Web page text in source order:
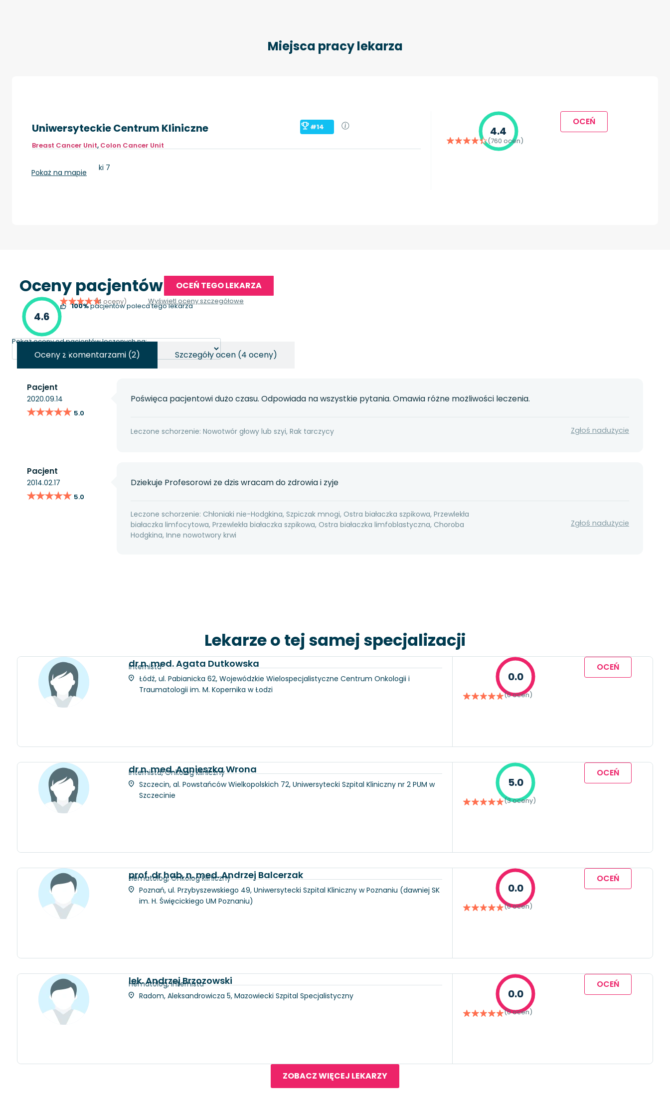
Miejsca pracy lekarza
Uniwersyteckie Centrum Kliniczne
#14
Breast Cancer Unit, Colon Cancer Unit
Gdańsk, ul. Dębinki 7
Pokaż na mapie
4.4
(760 ocen)
OCEŃ
Oceny pacjentów OCEŃ TEGO LEKARZA
4.6
(4 oceny)
100%pacjentów poleca tego lekarza
Wyświetl oceny szczegółowe
Pokaż oceny od pacjentów leczonych na:
Oceny z komentarzami (2) Szczegóły ocen (4 oceny)
Pacjent
2020.09.14
★★★★★
★★★★★ 5.0
Poświęca pacjentowi dużo czasu. Odpowiada na wszystkie pytania. Omawia różne możliwości leczenia.
Leczone schorzenie: Nowotwór głowy lub szyi, Rak tarczycy Zgłoś nadużycie
Pacjent
2014.02.17
★★★★★
★★★★★ 5.0
Dziekuje Profesorowi ze dzis wracam do zdrowia i zyje
Leczone schorzenie: Chłoniaki nie-Hodgkina, Szpiczak mnogi, Ostra białaczka szpikowa, Przewlekła
białaczka limfocytowa, Przewlekła białaczka szpikowa, Ostra białaczka limfoblastyczna, Choroba
Hodgkina, Inne nowotwory krwi
Zgłoś nadużycie
Lekarze o tej samej specjalizacji
dr n. med. Agata Dutkowska
Internista
Łódź, ul. Pabianicka 62, Wojewódzkie Wielospecjalistyczne Centrum Onkologii i
Traumatologii im. M. Kopernika w Łodzi
0.0
(0 ocen)
OCEŃ
dr n. med. Agnieszka Wrona
Internista, Onkolog kliniczny
Szczecin, al. Powstańców Wielkopolskich 72, Uniwersytecki Szpital Kliniczny nr 2 PUM w
Szczecinie
5.0
(3 oceny)
OCEŃ
prof. dr hab. n. med. Andrzej Balcerzak
Hematolog, Onkolog kliniczny
Poznań, ul. Przybyszewskiego 49, Uniwersytecki Szpital Kliniczny w Poznaniu (dawniej SK
im. H. Święcickiego UM Poznaniu)
0.0
(0 ocen)
OCEŃ
lek. Andrzej Brzozowski
Hematolog, Internista
Radom, Aleksandrowicza 5, Mazowiecki Szpital Specjalistyczny
0.0
(0 ocen)
OCEŃ
ZOBACZ WIĘCEJ LEKARZY